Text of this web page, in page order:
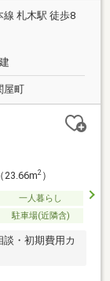
線 札木駅 徒歩8
屋町
23.66m2）
一人暮らし
駐車場(近隣含)
・初期費用カ